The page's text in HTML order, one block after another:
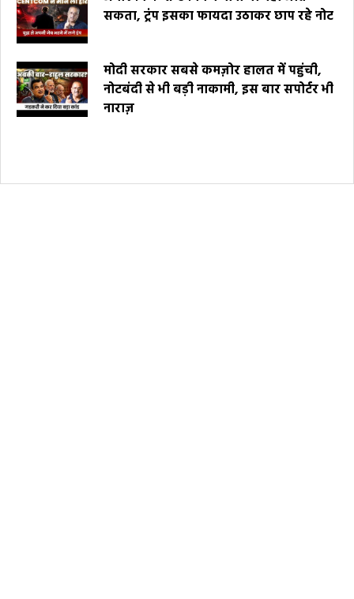
सकता, ट्रंप इसका फायदा उठाकर छाप रहे नोट
मोदी सरकार सबसे कमज़ोर हालत में पहुंची,
नोटबंदी से भी बड़ी नाकामी, इस बार सपोर्टर भी
नाराज़